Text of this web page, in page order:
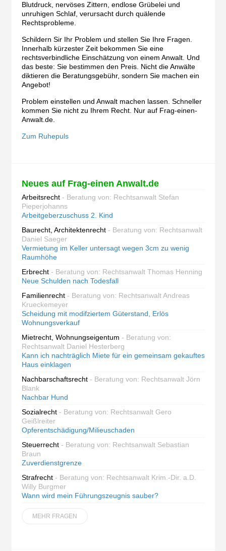
Blutdruck, nervöses Zittern, endlose Grübelei und
unruhigen Schlaf, verursacht durch quälende
Rechtsprobleme.
Schildern Sir Ihr Problem und stellen Sie Ihre Fragen.
Innerhalb kürzester Zeit bekommen Sie eine
rechtsverbindliche Einschätzung von einem Anwalt. Und
das beste: Sie bestimmen den Preis. Nicht die Anwälte
diktieren die Beratungsgebühr, sondern Sie machen ein
Angebot!
Problem einstellen und Anwalt machen lassen. Schneller
kommen Sie nicht zu Ihrem Recht. Nur auf Frag-einen-
Anwalt.de.
Zum Ruhepuls
Neues auf Frag-einen Anwalt.de
Arbeitsrecht - Beratung von: Rechtsanwalt Stefan
Pieperjohanns
Arbeitgeberzuschuss 2. Kind
Baurecht, Architektenrecht - Beratung von: Rechtsanwalt
Daniel Saeger
Vermietung im Keller untersagt wegen 3cm zu wenig
Raumhöhe
Erbrecht - Beratung von: Rechtsanwalt Thomas Henning
Neue Schulden nach Todesfall
Familienrecht - Beratung von: Rechtsanwalt Andreas
Krueckemeyer
Scheidung mit modifziertem Güterstand, Erlös
Wohnungsverkauf
Mietrecht, Wohnungseigentum - Beratung von:
Rechtsanwalt Daniel Hesterberg
Kann ich nachträglich Miete für ein gemeinsam gekauftes
Haus einklagen
Nachbarschaftsrecht - Beratung von: Rechtsanwalt Jörn
Blank
Nachbar Hund
Sozialrecht - Beratung von: Rechtsanwalt Gero
Geißlreiter
Opferentschädigung/Milieuschaden
Steuerrecht - Beratung von: Rechtsanwalt Sebastian
Braun
Zuverdienstgrenze
Strafrecht - Beratung von: Rechtsanwalt Krim.-Dir. a.D.
Willy Burgmer
Wann wird mein Führungszeugnis sauber?
MEHR FRAGEN